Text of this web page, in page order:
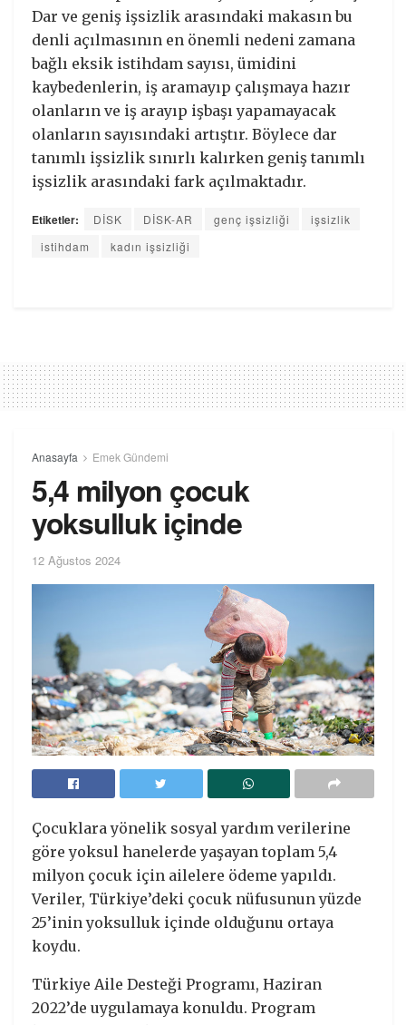
Dar ve geniş işsizlik arasındaki makasın bu
denli açılmasının en önemli nedeni zamana
bağlı eksik istihdam sayısı, ümidini
kaybedenlerin, iş aramayıp çalışmaya hazır
olanların ve iş arayıp işbaşı yapamayacak
olanların sayısındaki artıştır. Böylece dar
tanımlı işsizlik sınırlı kalırken geniş tanımlı
işsizlik arasındaki fark açılmaktadır.
Etiketler: DİSK DİSK-AR genç işsizliği
işsizlik
istihdam
kadın işsizliği
Anasayfa Emek Gündemi
5,4 milyon çocuk
yoksulluk içinde
12 Ağustos 2024
Çocuklara yönelik sosyal yardım verilerine
göre yoksul hanelerde yaşayan toplam 5,4
milyon çocuk için ailelere ödeme yapıldı.
Veriler, Türkiye’deki çocuk nüfusunun yüzde
25’inin yoksulluk içinde olduğunu ortaya
koydu.
Türkiye Aile Desteği Programı, Haziran
2022’de uygulamaya konuldu. Program